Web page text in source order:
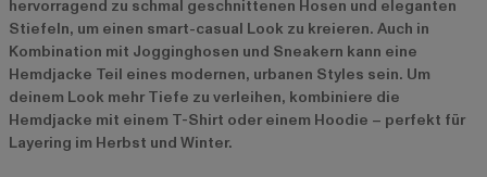
hervorragend zu schmal geschnittenen Hosen und eleganten
Stiefeln, um einen smart-casual Look zu kreieren. Auch in
Kombination mit Jogginghosen und Sneakern kann eine
Hemdjacke Teil eines modernen, urbanen Styles sein. Um
deinem Look mehr Tiefe zu verleihen, kombiniere die
Hemdjacke mit einem T-Shirt oder einem Hoodie – perfekt für
Layering im Herbst und Winter.